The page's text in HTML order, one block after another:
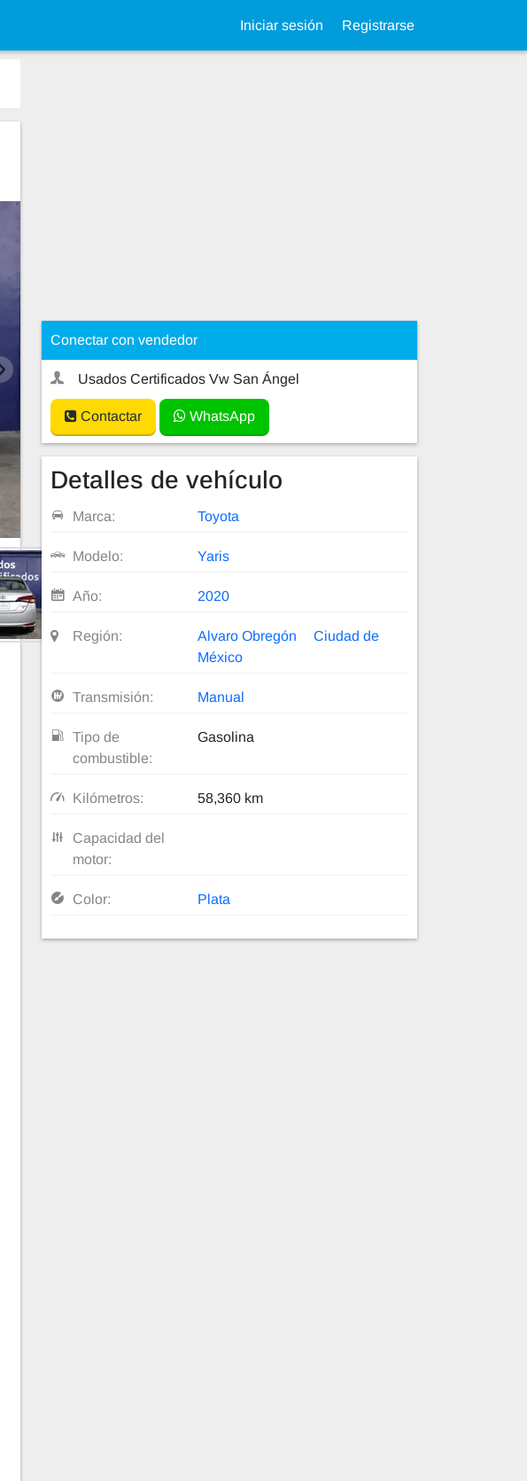
Iniciar sesión Registrarse
Conectar con vendedor
Usados Certificados Vw San Ángel
Contactar WhatsApp
Detalles de vehículo
Marca: Toyota
Modelo: Yaris
Año: 2020
Región: Alvaro Obregón
Ciudad de
México
Transmisión: Manual
Tipo de
combustible:
Gasolina
Kilómetros: 58,360 km
Capacidad del
motor:
Color: Plata